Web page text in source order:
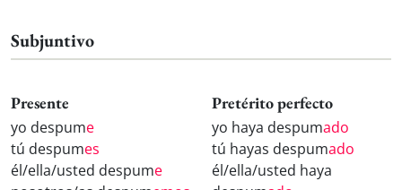
Subjuntivo
Presente
yo despume
tú despumes
él/ella/usted despume
Pretérito perfecto
yo haya despumado
tú hayas despumado
él/ella/usted haya